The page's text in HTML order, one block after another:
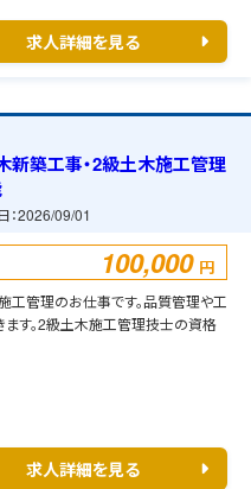
求人詳細を見る
新築工事・2級土木施工管理
2026/09/01
100,000 円
管理のお仕事です。品質管理や工
す。2級土木施工管理技士の資格
求人詳細を見る